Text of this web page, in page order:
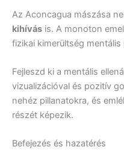
Az Aconcagua mászása
kihívás is. A monoton
fizikai kimerültség
Fejleszd ki a mentális
vizualizációval és pozitív
nehéz pillanatokra, és
részét képezik.
Befejezés és hazatérés